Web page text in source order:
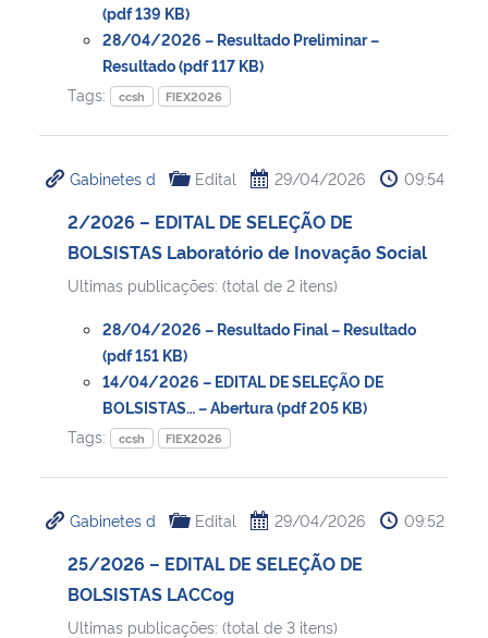
(pdf 139 KB)
28/04/2026 – Resultado Preliminar –
Resultado (pdf 117 KB)
Tags:
ccsh FIEX2026
Gabinetes d Edital 29/04/2026 09:54
2/2026 – EDITAL DE SELEÇÃO DE
BOLSISTAS Laboratório de Inovação Social
Ultimas publicações: (total de 2 itens)
28/04/2026 – Resultado Final – Resultado
(pdf 151 KB)
14/04/2026 – EDITAL DE SELEÇÃO DE
BOLSISTAS… – Abertura (pdf 205 KB)
Tags:
ccsh FIEX2026
Gabinetes d Edital 29/04/2026 09:52
25/2026 – EDITAL DE SELEÇÃO DE
BOLSISTAS LACCog
Ultimas publicações: (total de 3 itens)